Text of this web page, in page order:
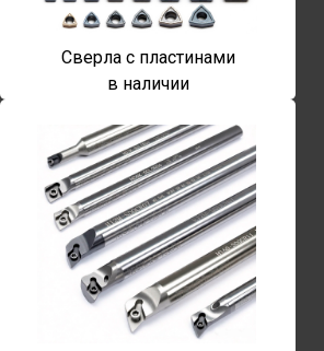
Сверла с пластинами
в наличии